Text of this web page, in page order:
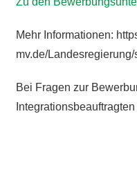
Mehr Informationen:
mv.de/
Bei Fragen zur